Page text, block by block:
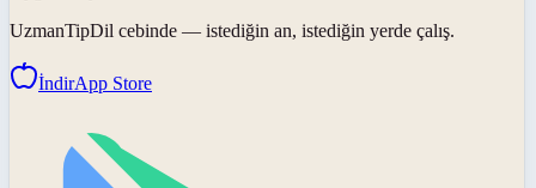
UzmanTipDil cebinde — istediğin an, istediğin yerde çalış.
İndirApp Store